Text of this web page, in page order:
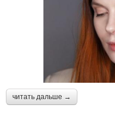
читать дальше →